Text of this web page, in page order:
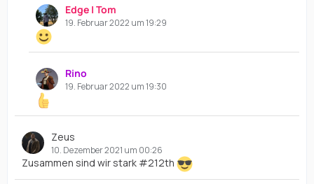
Edge | Tom
19. Februar 2022 um 19:29
Rino
19. Februar 2022 um 19:30
Zeus
10. Dezember 2021 um 00:26
Zusammen sind wir stark #212th